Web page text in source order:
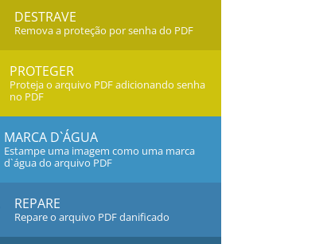
DESTRAVE
Remova a proteção por senha do PDF
PROTEGER
Proteja o arquivo PDF adicionando senha
no PDF
MARCA D`ÁGUA
Estampe uma imagem como uma marca
d`água do arquivo PDF
REPARE
Repare o arquivo PDF danificado